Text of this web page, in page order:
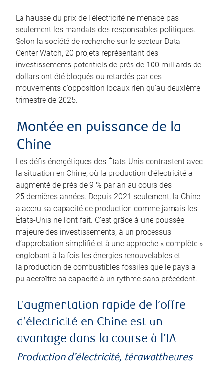
La hausse du prix de l’électricité ne menace pas
seulement les mandats des responsables politiques.
Selon la société de recherche sur le secteur Data
Center Watch, 20 projets représentant des
investissements potentiels de près de 100 milliards de
dollars ont été bloqués ou retardés par des
mouvements d’opposition locaux rien qu’au deuxième
trimestre de 2025.
Montée en puissance de la
Chine
Les défis énergétiques des États-Unis contrastent avec
la situation en Chine, où la production d’électricité a
augmenté de près de 9 % par an au cours des
25 dernières années. Depuis 2021 seulement, la Chine
a accru sa capacité de production comme jamais les
États-Unis ne l’ont fait. C’est grâce à une poussée
majeure des investissements, à un processus
d’approbation simplifié et à une approche « complète »
englobant à la fois les énergies renouvelables et
la production de combustibles fossiles que le pays a
pu accroître sa capacité à un rythme sans précédent.
L’augmentation rapide de l’offre
d’électricité en Chine est un
avantage dans la course à l’IA
Production d’électricité, térawattheures